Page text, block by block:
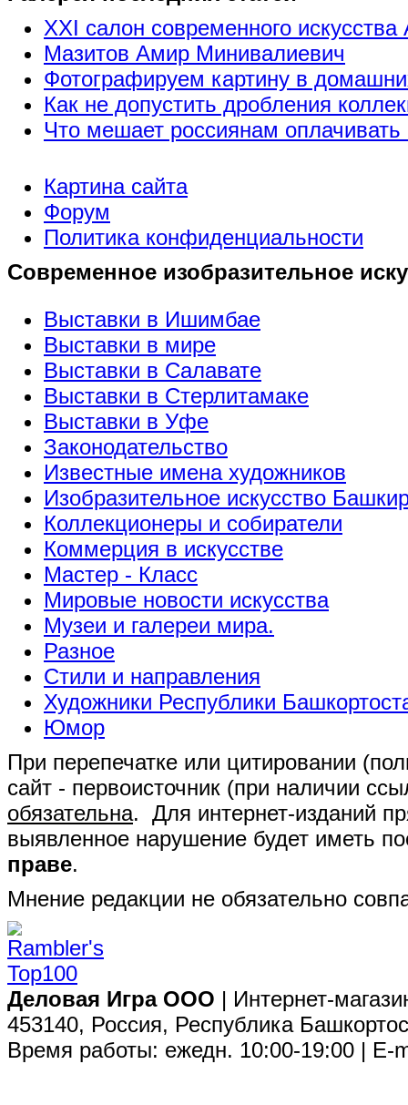
XXI салон современного искусства
Мазитов Амир Минивалиевич
Фотографируем картину в
Как не допустить дробления
Что мешает россиянам
Картина сайта
Форум
Политика конфиденциальности
Современное изобразительное
Выставки в Ишимбае
Выставки в мире
Выставки в Салавате
Выставки в Стерлитамаке
Выставки в Уфе
Законодательство
Известные имена художников
Изобразительное искусство
Коллекционеры и собиратели
Коммерция в искусстве
Мастер - Класс
Мировые новости искусства
Музеи и галереи мира.
Разное
Стили и направления
Художники Республики
Юмор
При перепечатке или цитировании
сайт - первоисточник (при наличии
обязательна. Для интернет-изданий
выявленное нарушение будет иметь
праве.
Мнение редакции не обязательно
Деловая Игра ООО | Интернет-
453140, Россия, Республика
Время работы: ежедн. 10:00-19:00 | E-